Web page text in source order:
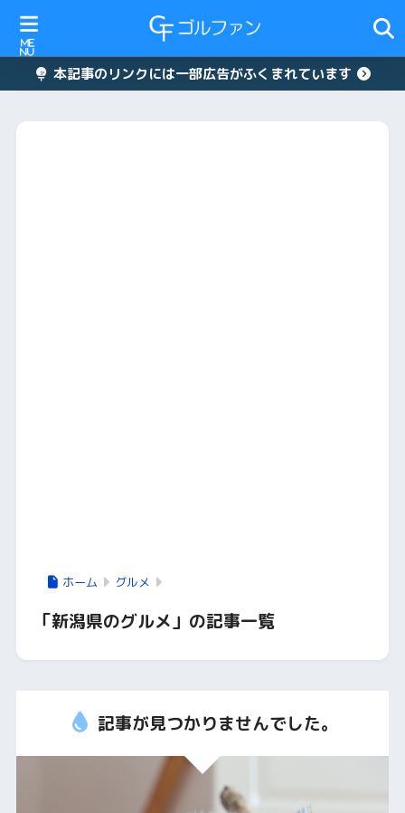
本記事のリンクには一部広告がふくまれています
ホーム グルメ
「新潟県のグルメ」の記事一覧
記事が見つかりませんでした。